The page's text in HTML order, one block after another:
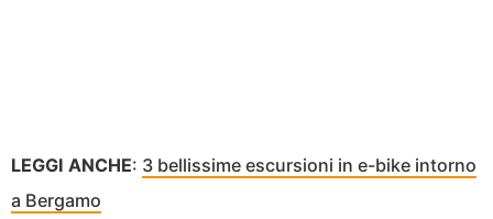
LEGGI ANCHE: 3 bellissime escursioni in e-bike intorno
a Bergamo